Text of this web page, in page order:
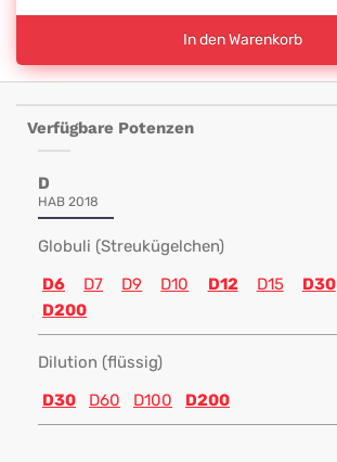
In den Warenkorb
Verfügbare Potenzen
D
HAB 2018
Globuli (Streukügelchen)
D6
D7 D9 D10 D12 D15 D30
D200
Dilution (flüssig)
D30
D60 D100 D200